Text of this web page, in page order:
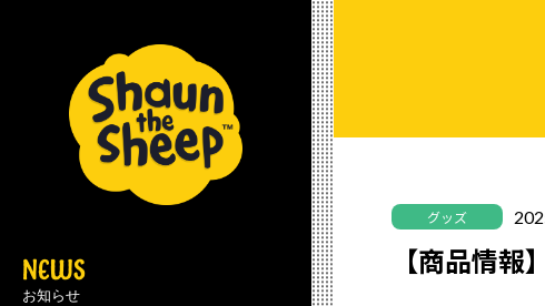
NEWS
お知らせ
グッズ
【商品情